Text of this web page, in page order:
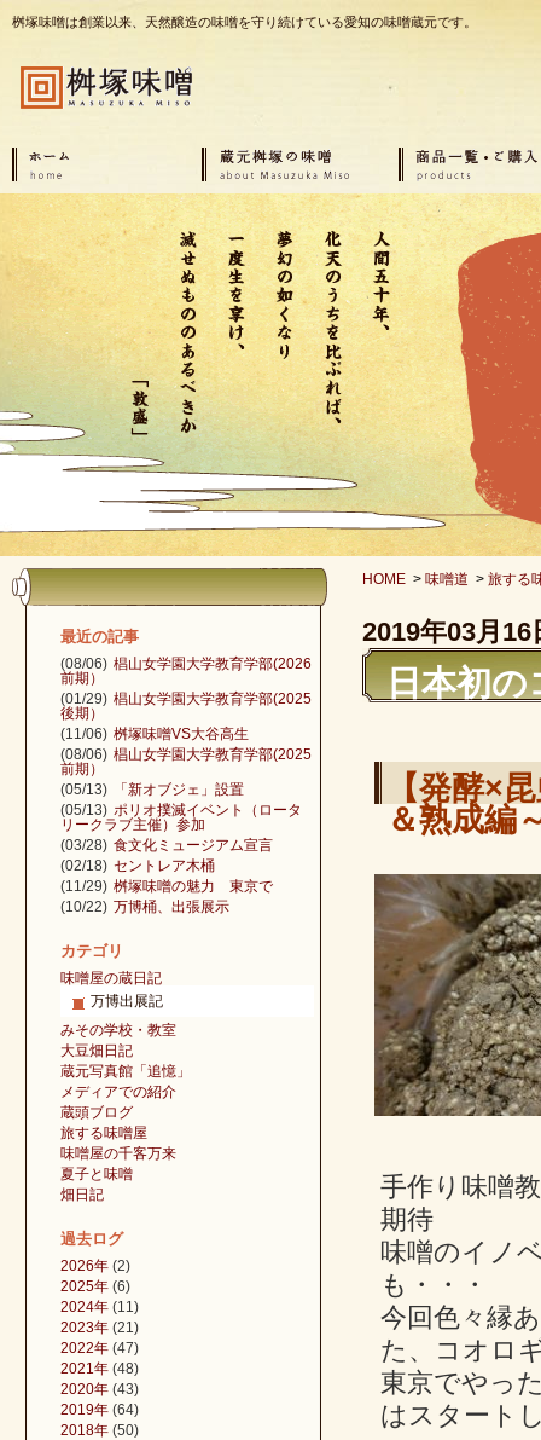
桝塚味噌は創業以来、天然醸造の味噌を守り続けている愛知の味噌蔵元です。
HOME > 味噌道 > 旅する
2019年03月16
日本初の
【発酵×
＆熟成編
手作り味噌
期待
味噌のイノ
も・・・
今回色々縁
た、コオロ
東京でやっ
はスタート
最近の記事
(08/06) 椙山女学園大学教育学部(2026
前期）
(01/29) 椙山女学園大学教育学部(2025
後期）
(11/06) 桝塚味噌VS大谷高生
(08/06) 椙山女学園大学教育学部(2025
前期）
(05/13)
「新オブジェ」設置
(05/13) ポリオ撲滅イベント（ロータ
リークラブ主催）参加
(03/28) 食文化ミュージアム宣言
(02/18) セントレア木桶
(11/29) 桝塚味噌の魅力 東京で
(10/22) 万博桶、出張展示
カテゴリ
味噌屋の蔵日記
万博出展記
みその学校・教室
大豆畑日記
蔵元写真館「追憶」
メディアでの紹介
蔵頭ブログ
旅する味噌屋
味噌屋の千客万来
夏子と味噌
畑日記
過去ログ
2026年 (2)
2025年 (6)
2024年 (11)
2023年 (21)
2022年 (47)
2021年 (48)
2020年 (43)
2019年 (64)
2018年 (50)